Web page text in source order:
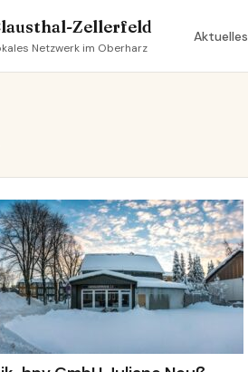
Zellerfeld
Netzwerk im Oberharz
Aktuelles